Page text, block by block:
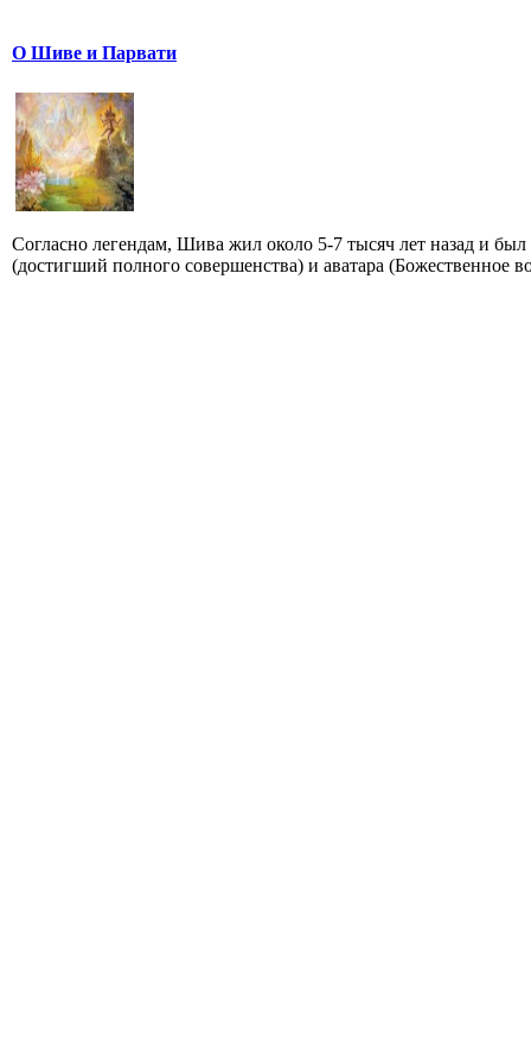
О Шиве и Парвати
Согласно легендам, Шива жил около 5-7 тысяч лет назад и
(достигший полного совершенства) и аватара (Божественное